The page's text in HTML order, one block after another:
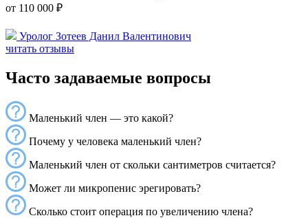
от 110 000 ₽
Уролог Зотеев Данил Валентинович
читать отзывы
Часто задаваемые вопросы
Маленький член — это какой?
Почему у человека маленький член?
Маленький член от скольки сантиметров считается?
Может ли микропенис эрегировать?
Сколько стоит операция по увеличению члена?